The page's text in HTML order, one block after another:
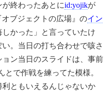
終わったあとにid:yojikが
ブジェクトの広場』のイン
しかった」と言っていたけ
。当日の打ち合わせで咳さ
ン当日のスライドは、事前
とで作戦を練ってた模様。
ともいえるんじゃないか